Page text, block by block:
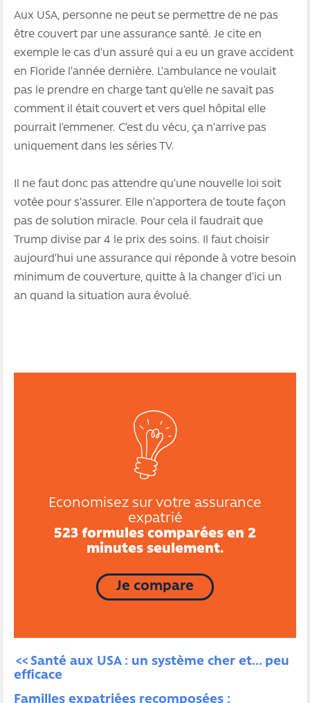
Aux USA, personne ne peut se permettre de ne pas
être couvert par une assurance santé. Je cite en
exemple le cas d’un assuré qui a eu un grave accident
en Floride l’année dernière. L’ambulance ne voulait
pas le prendre en charge tant qu’elle ne savait pas
comment il était couvert et vers quel hôpital elle
pourrait l’emmener. C’est du vécu, ça n’arrive pas
uniquement dans les séries TV.
Il ne faut donc pas attendre qu’une nouvelle loi soit
votée pour s’assurer. Elle n’apportera de toute façon
pas de solution miracle. Pour cela il faudrait que
Trump divise par 4 le prix des soins. Il faut choisir
aujourd’hui une assurance qui réponde à votre besoin
minimum de couverture, quitte à la changer d’ici un
an quand la situation aura évolué.
Economisez sur votre assurance
expatrié
523 formules comparées en 2
minutes seulement.
Je compare
Santé aux USA : un système cher et... peu
efficace
Familles expatriées recomposées :